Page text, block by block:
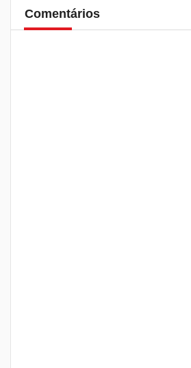
Comentários